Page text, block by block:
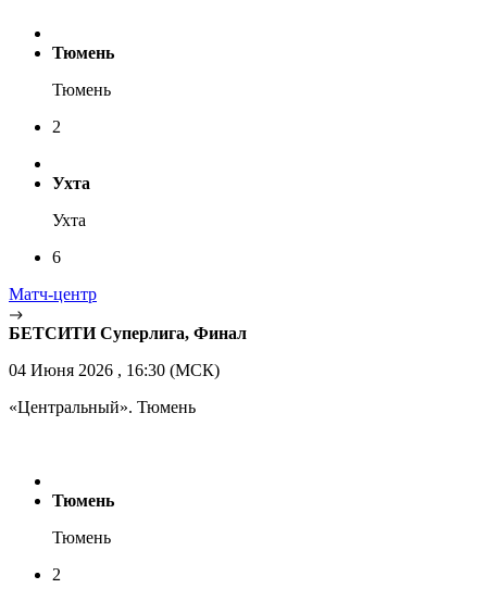
Тюмень
Тюмень
2
Ухта
Ухта
6
Матч-центр
БЕТСИТИ Суперлига, Финал
04 Июня 2026 , 16:30 (МСК)
«Центральный». Тюмень
Тюмень
Тюмень
2